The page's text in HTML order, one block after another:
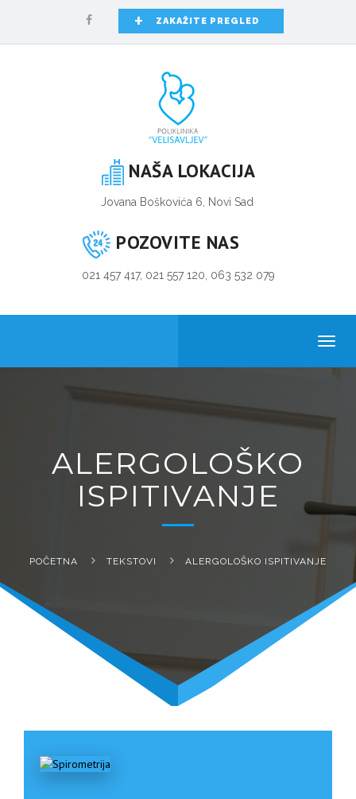
+ ZAKAŽITE PREGLED
NAŠA LOKACIJA
Jovana Boškovića 6, Novi Sad
POZOVITE NAS
021 457 417, 021 557 120, 063 532 079
ALERGOLOŠKO
ISPITIVANJE
POČETNA TEKSTOVI ALERGOLOŠKO ISPITIVANJE